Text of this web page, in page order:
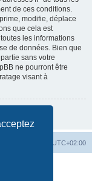
de ces conditions.
modifie, déplace
que cela est
les informations
de données. Bien que
sans votre
ne pourront être
visant à
UTC+02:00